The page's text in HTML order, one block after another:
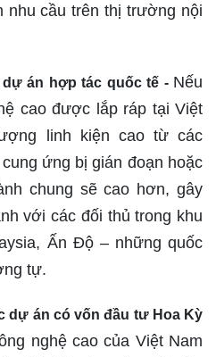
nhu cầu trên thị trường nội
án hợp tác quốc tế - Nếu
cao được lắp ráp tại Việt
linh kiện cao từ các
ứng bị gián đoạn hoặc
chung sẽ cao hơn, gây
với các đối thủ trong khu
Ấn Độ – những quốc
tự.
dự án có vốn đầu tư Hoa Kỳ
nghệ cao của Việt Nam